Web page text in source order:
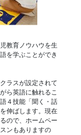
教育ノウハウを生
を学ぶことができ
ラスが設定されて
ら英語に触れるこ
４技能「聞く・話
伸ばします。現在
ので、ホームペー
ンもありますの